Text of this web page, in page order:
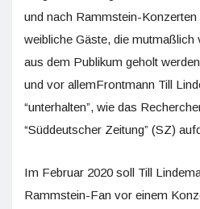
und nach Rammstein-
weibliche Gäste, die
aus dem Publikum geholt
und vor allemFrontmann Till
“unterhalten”, wie das
“Süddeutscher Zeitung” (SZ)
Im Februar 2020 soll Till
Rammstein-Fan vor einem